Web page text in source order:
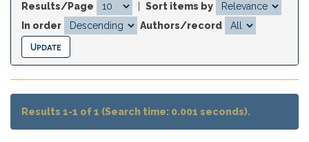
Results/Page
Sort items by
In order
Authors/record
Results 1-1 of 1 (Search time: 0.001 seconds).